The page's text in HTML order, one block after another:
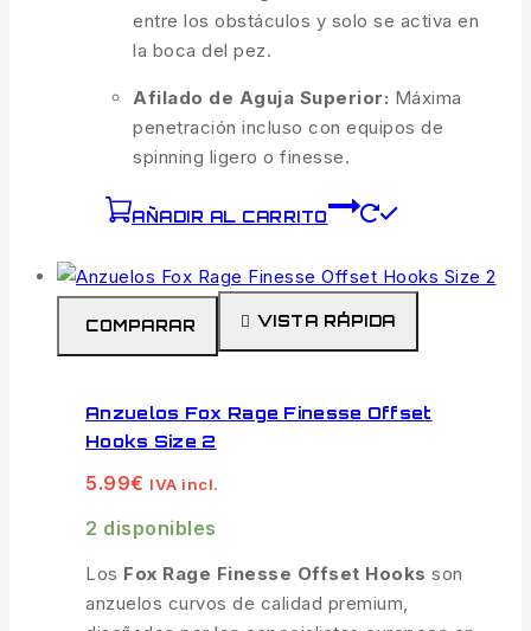
entre los obstáculos y solo se activa en
la boca del pez.
Afilado de Aguja Superior: Máxima
penetración incluso con equipos de
spinning ligero o finesse.
AÑADIR AL CARRITO
COMPARAR VISTA RÁPIDA
Anzuelos Fox Rage Finesse Offset
Hooks Size 2
5.99€ IVA incl.
2 disponibles
Los Fox Rage Finesse Offset Hooks son
anzuelos curvos de calidad premium,